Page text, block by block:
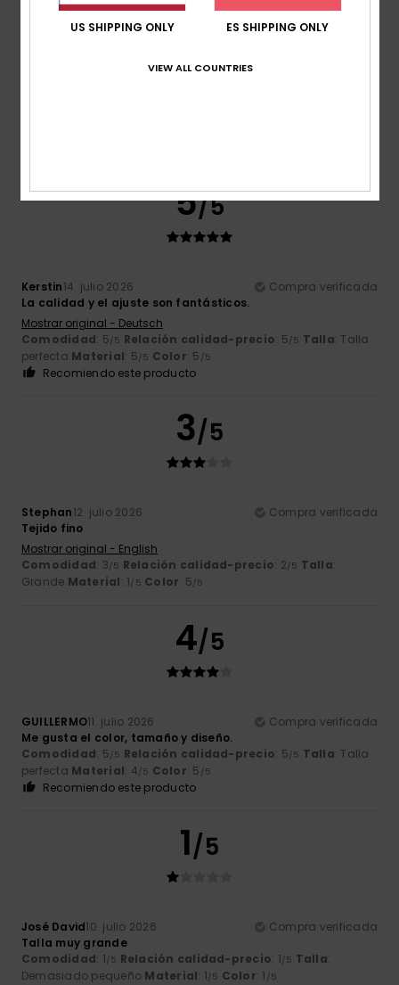
5/5
Kerstin14. julio 2026
Compra verificada
La calidad y el ajuste son fantásticos.
Mostrar original - Deutsch
Comodidad: 5 /5 Relación calidad-precio: 5 /5 Talla: Talla
perfecta Material: 5 /5 Color: 5 /5
Recomiendo este producto
3/5
Stephan12. julio 2026
Compra verificada
Tejido fino
Mostrar original - English
Comodidad: 3 /5 Relación calidad-precio: 2 /5 Talla:
Grande Material: 1 /5 Color: 5 /5
4/5
GUILLERMO11. julio 2026
Compra verificada
Me gusta el color, tamaño y diseño.
Comodidad: 5 /5 Relación calidad-precio: 5 /5 Talla: Talla
perfecta Material: 4 /5 Color: 5 /5
Recomiendo este producto
1/5
José David10. julio 2026
Compra verificada
Talla muy grande
Comodidad: 1 /5 Relación calidad-precio: 1 /5 Talla:
Demasiado pequeño Material: 1 /5 Color: 1 /5
US SHIPPING ONLY ES SHIPPING ONLY
VIEW ALL COUNTRIES